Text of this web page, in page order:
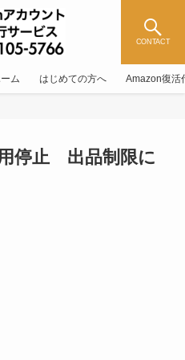
CONTACT
ム はじめての方へ Amazon復活
停止 出品制限に